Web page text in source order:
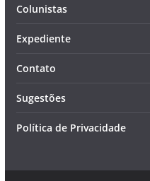
Colunistas
Expediente
Contato
Sugestões
Política de Privacidade